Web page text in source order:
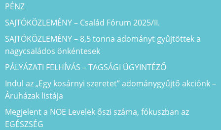
PÉNZ
SAJTÓKÖZLEMÉNY – Család Fórum 2025/II.
SAJTÓKÖZLEMÉNY – 8,5 tonna adományt gyűjtöttek a
nagycsaládos önkéntesek
PÁLYÁZATI FELHÍVÁS – TAGSÁGI ÜGYINTÉZŐ
Indul az „Egy kosárnyi szeretet” adománygyűjtő akciónk –
Áruházak listája
Megjelent a NOE Levelek őszi száma, fókuszban az
EGÉSZSÉG